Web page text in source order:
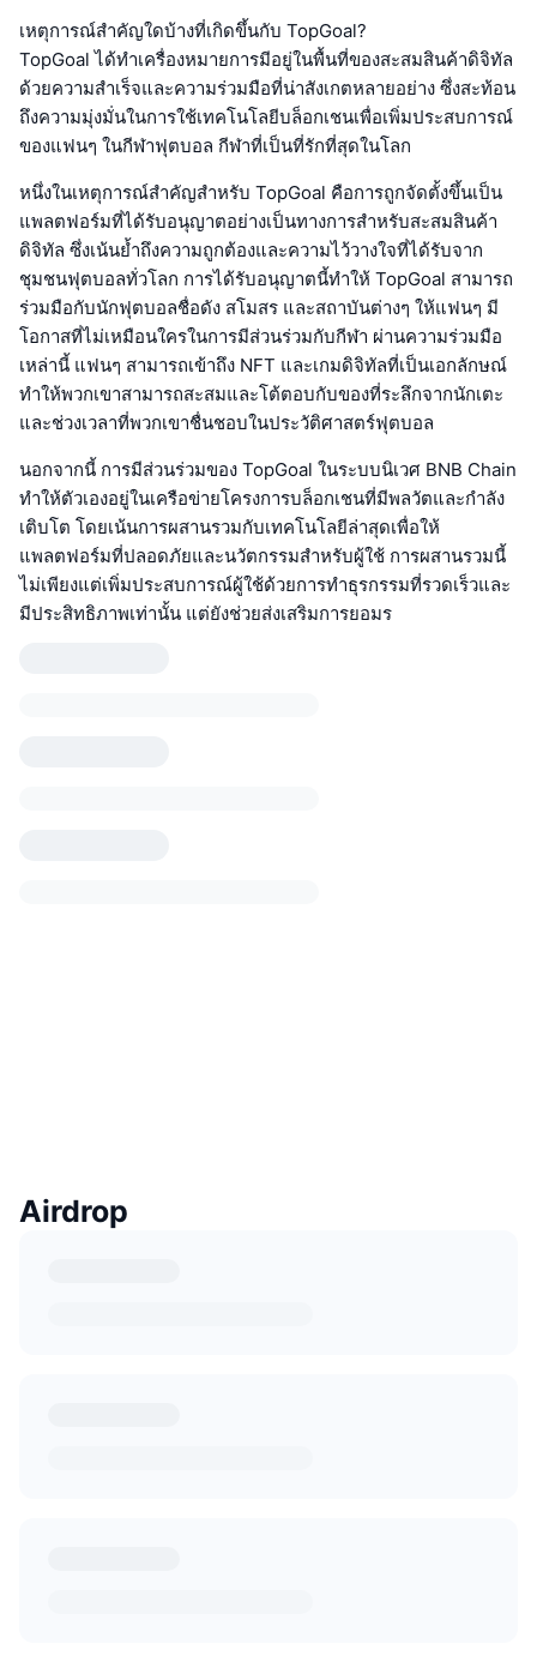
เหตุการณ์สำคัญใดบ้างที่เกิดขึ้นกับ TopGoal?
TopGoal ได้ทำเครื่องหมายการมีอยู่ในพื้นที่ของสะสมสินค้าดิจิทัล
ด้วยความสำเร็จและความร่วมมือที่น่าสังเกตหลายอย่าง ซึ่งสะท้อน
ถึงความมุ่งมั่นในการใช้เทคโนโลยีบล็อกเชนเพื่อเพิ่มประสบการณ์
ของแฟนๆ ในกีฬาฟุตบอล กีฬาที่เป็นที่รักที่สุดในโลก
หนึ่งในเหตุการณ์สำคัญสำหรับ TopGoal คือการถูกจัดตั้งขึ้นเป็น
แพลตฟอร์มที่ได้รับอนุญาตอย่างเป็นทางการสำหรับสะสมสินค้า
ดิจิทัล ซึ่งเน้นย้ำถึงความถูกต้องและความไว้วางใจที่ได้รับจาก
ชุมชนฟุตบอลทั่วโลก การได้รับอนุญาตนี้ทำให้ TopGoal สามารถ
ร่วมมือกับนักฟุตบอลชื่อดัง สโมสร และสถาบันต่างๆ ให้แฟนๆ มี
โอกาสที่ไม่เหมือนใครในการมีส่วนร่วมกับกีฬา ผ่านความร่วมมือ
เหล่านี้ แฟนๆ สามารถเข้าถึง NFT และเกมดิจิทัลที่เป็นเอกลักษณ์
ทำให้พวกเขาสามารถสะสมและโต้ตอบกับของที่ระลึกจากนักเตะ
และช่วงเวลาที่พวกเขาชื่นชอบในประวัติศาสตร์ฟุตบอล
นอกจากนี้ การมีส่วนร่วมของ TopGoal ในระบบนิเวศ BNB Chain
ทำให้ตัวเองอยู่ในเครือข่ายโครงการบล็อกเชนที่มีพลวัตและกำลัง
เติบโต โดยเน้นการผสานรวมกับเทคโนโลยีล่าสุดเพื่อให้
แพลตฟอร์มที่ปลอดภัยและนวัตกรรมสำหรับผู้ใช้ การผสานรวมนี้
ไม่เพียงแต่เพิ่มประสบการณ์ผู้ใช้ด้วยการทำธุรกรรมที่รวดเร็วและ
มีประสิทธิภาพเท่านั้น แต่ยังช่วยส่งเสริมการยอมร
Airdrop